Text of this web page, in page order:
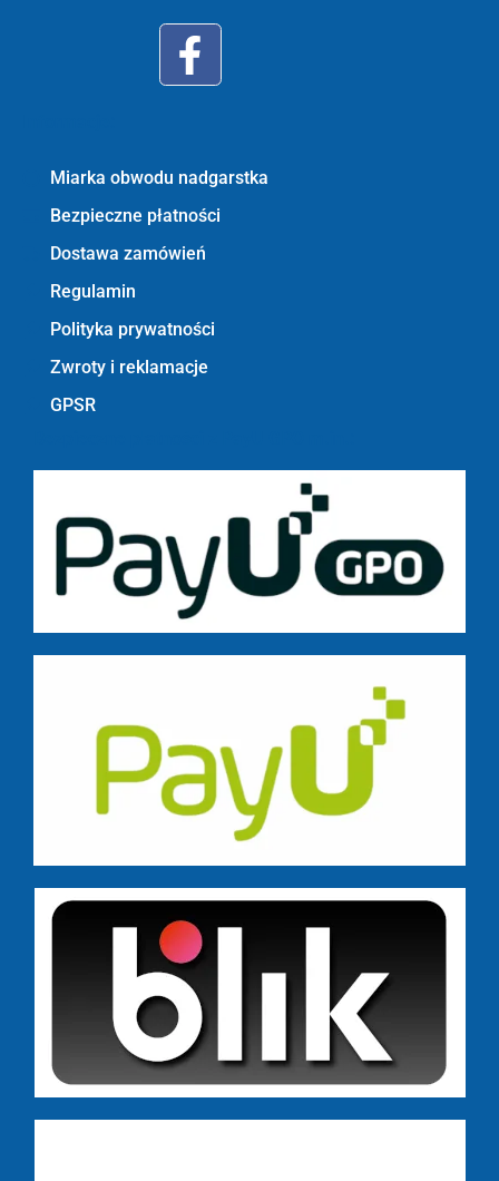
Miarka obwodu nadgarstka
Bezpieczne płatności
Dostawa zamówień
Regulamin
Polityka prywatności
Zwroty i reklamacje
GPSR